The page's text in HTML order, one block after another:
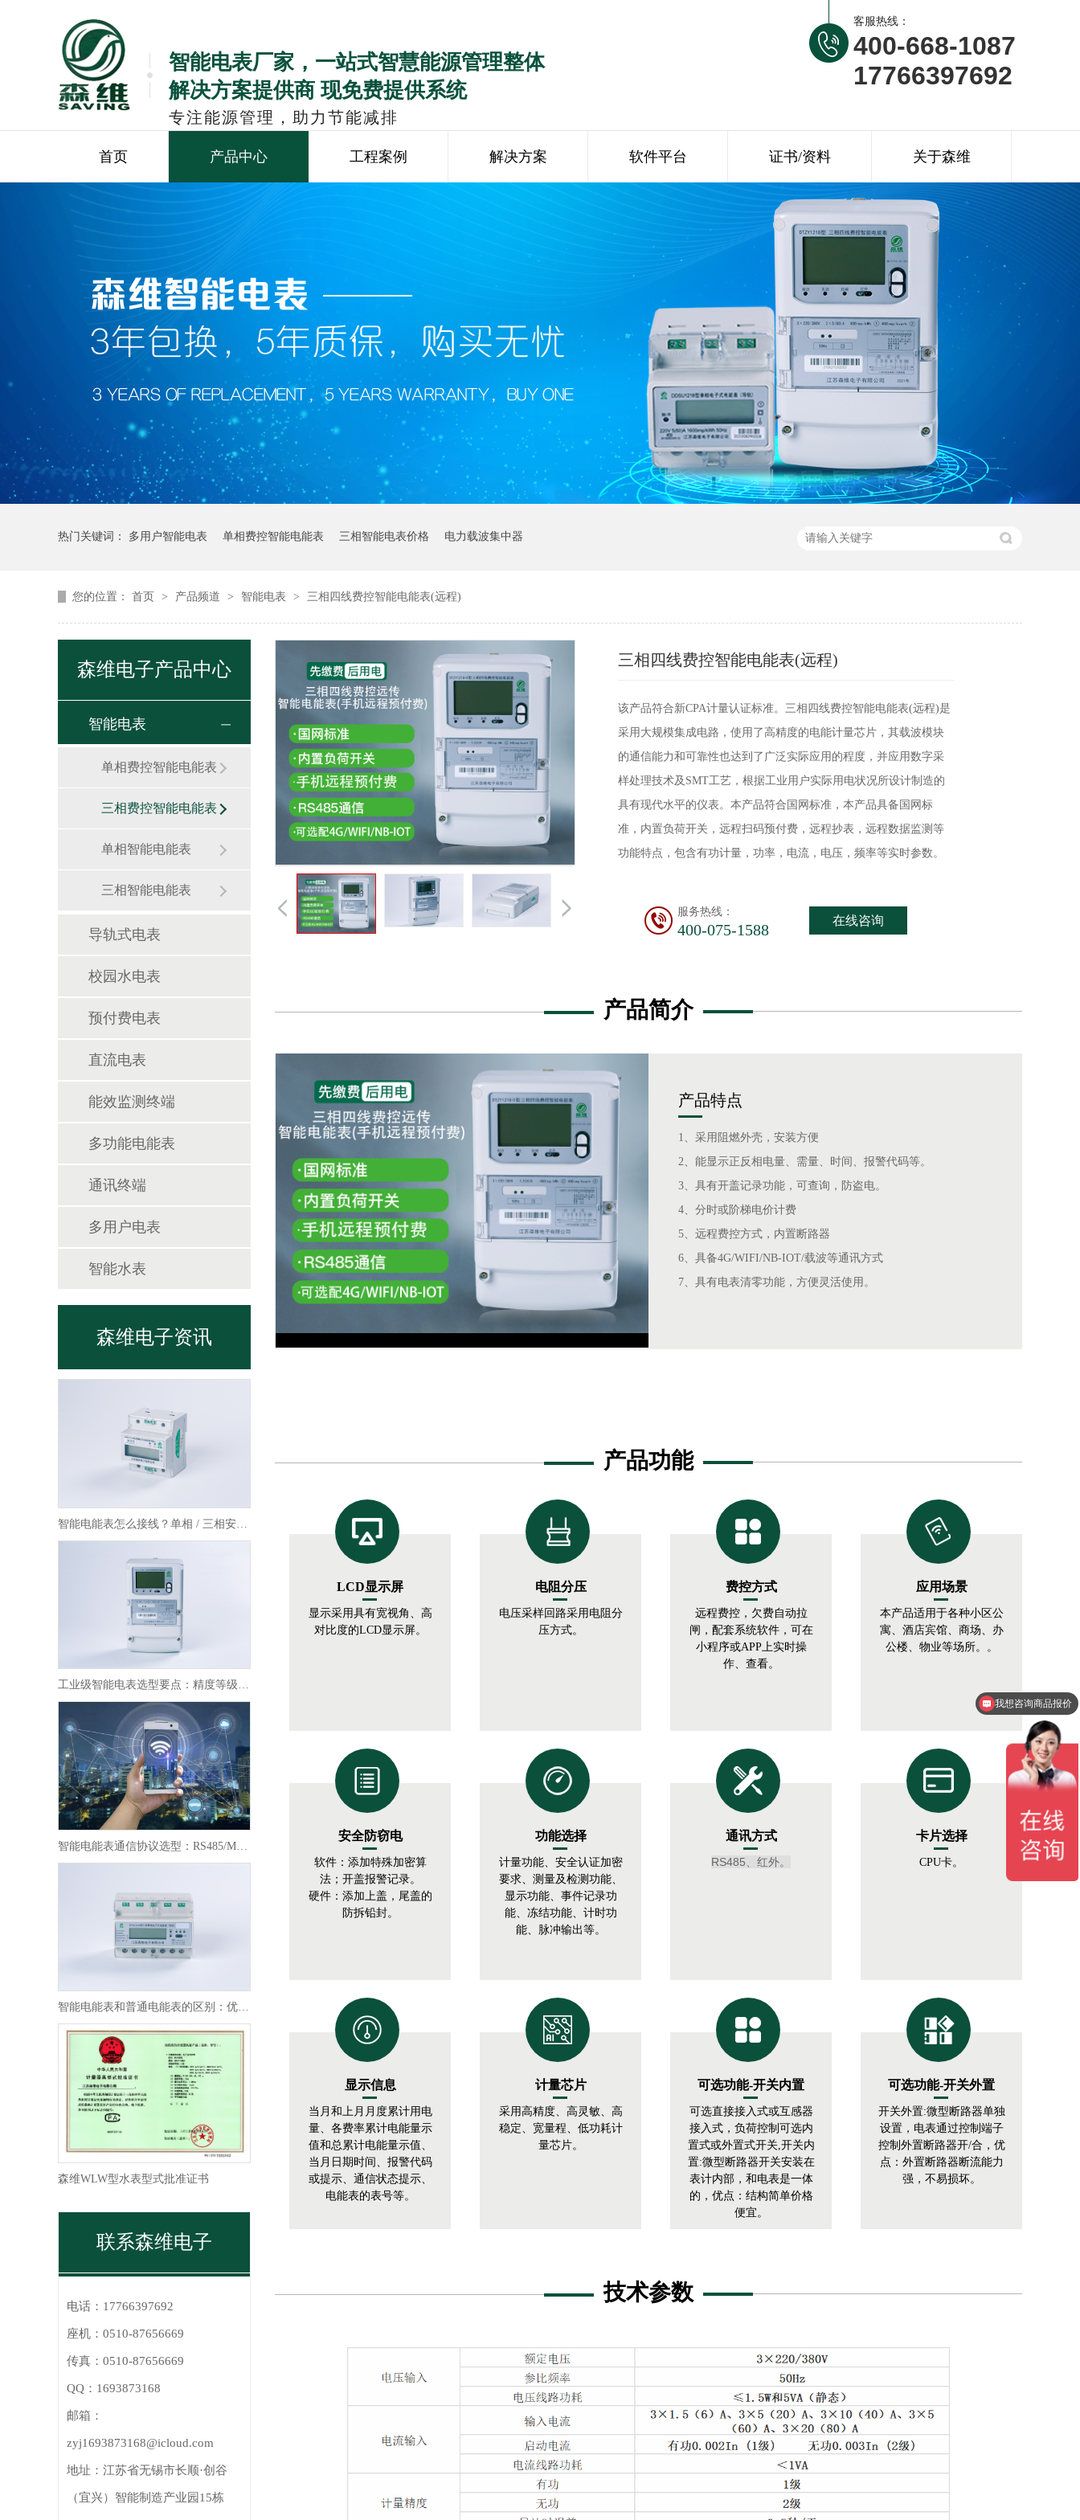
智能电表厂家，一站式智慧能源管理整体
解决方案提供商 现免费提供系统
专注能源管理，助力节能减排
客服热线：
400-668-1087
17766397692
首页 产品中心 工程案例 解决方案 软件平台 证书/资料 关于森维
热门关键词： 多用户智能电表 单相费控智能电能表 三相智能电表价格 电力载波集中器
您的位置： 首页 > 产品频道 > 智能电表 > 三相四线费控智能电能表(远程)
三相四线费控智能电能表(远程)
该产品符合新CPA计量认证标准。三相四线费控智能电能表(远程)是
采用大规模集成电路，使用了高精度的电能计量芯片，其载波模块
的通信能力和可靠性也达到了广泛实际应用的程度，并应用数字采
样处理技术及SMT工艺，根据工业用户实际用电状况所设计制造的
具有现代水平的仪表。本产品符合国网标准，本产品具备国网标
准，内置负荷开关，远程扫码预付费，远程抄表，远程数据监测等
功能特点，包含有功计量，功率，电流，电压，频率等实时参数。
服务热线：
400-075-1588
在线咨询
产品简介
产品特点
1、采用阻燃外壳，安装方便
2、能显示正反相电量、需量、时间、报警代码等。
3、具有开盖记录功能，可查询，防盗电。
4、分时或阶梯电价计费
5、远程费控方式，内置断路器
6、具备4G/WIFI/NB-IOT/载波等通讯方式
7、具有电表清零功能，方便灵活使用。
产品功能
LCD显示屏
显示采用具有宽视角、高
对比度的LCD显示屏。
电阻分压
电压采样回路采用电阻分
压方式。
费控方式
远程费控，欠费自动拉
闸，配套系统软件，可在
小程序或APP上实时操
作、查看。
应用场景
本产品适用于各种小区公
寓、酒店宾馆、商场、办
公楼、物业等场所。。
安全防窃电
软件：添加特殊加密算
法；开盖报警记录。
硬件：添加上盖，尾盖的
防拆铅封。
功能选择
计量功能、安全认证加密
要求、测量及检测功能、
显示功能、事件记录功
能、冻结功能、计时功
能、脉冲输出等。
通讯方式
RS485、红外。
卡片选择
CPU卡。
显示信息
当月和上月月度累计用电
量、各费率累计电能量示
值和总累计电能量示值、
当月日期时间、报警代码
或提示、通信状态提示、
电能表的表号等。
计量芯片
采用高精度、高灵敏、高
稳定、宽量程、低功耗计
量芯片。
可选功能-开关内置
可选直接接入式或互感器
接入式，负荷控制可选内
置式或外置式开关, 开关内
置:微型断路器开关安装在
表计内部，和电表是一体
的，优点：结构简单价格
便宜。
可选功能-开关外置
开关外置:微型断路器单独
设置，电表通过控制端子
控制外置断路器开/合，优
点：外置断路器断流能力
强，不易损坏。
技术参数
森维电子产品中心
智能电表
单相费控智能电能表
三相费控智能电能表
单相智能电能表
三相智能电能表
导轨式电表
校园水电表
预付费电表
直流电表
能效监测终端
多功能电能表
通讯终端
多用户电表
智能水表
森维电子资讯
工业级智能电表选型要点：精度等级 + 通信协议怎么选？
智能电能表和普通电能表的区别：优势 + 替换必要性
森维WLW型水表型式批准证书
联系森维电子
电话： 17766397692
座机： 0510-87656669
传真： 0510-87656669
QQ： 1693873168
邮箱：
zyj1693873168@icloud.com
地址： 江苏省无锡市长顺·创谷
（宜兴）智能制造产业园15栋
可以介绍下你们的产品么？